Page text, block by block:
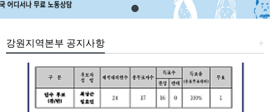
+
강원지역본부 공지사항